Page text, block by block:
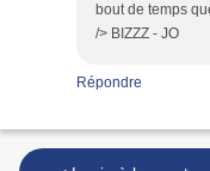
bout de temps
/> BIZZZ - JO
Répondre